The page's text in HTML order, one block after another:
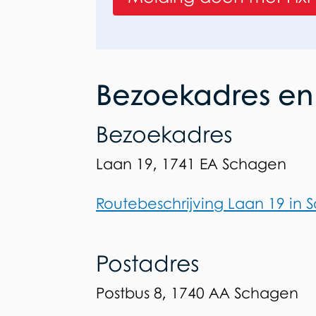
Bezoekadres
Bezoekadres
Laan 19, 1741 EA Schagen
Routebeschrijving Laan 19 in
Postadres
Postbus 8, 1740 AA Schagen